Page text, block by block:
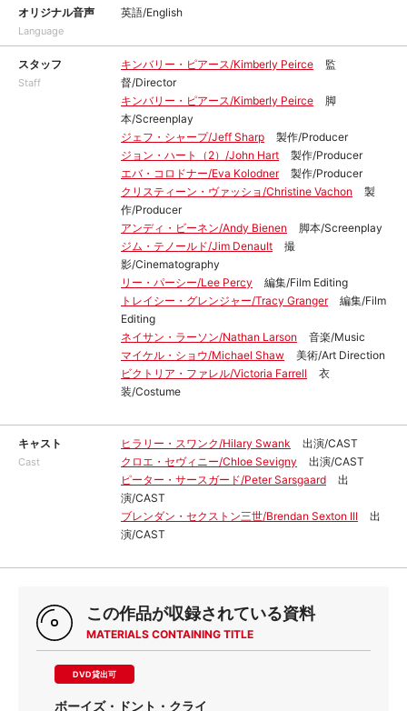
オリジナル音声
Language
英語/English
スタッフ
Staff
キンバリー・ピアース/Kimberly Peirce
監
督/Director
キンバリー・ピアース/Kimberly Peirce
脚
本/Screenplay
ジェフ・シャープ/Jeff Sharp
製作/Producer
ジョン・ハート（2）/John Hart
製作/Producer
エバ・コロドナー/Eva Kolodner
製作/Producer
クリスティーン・ヴァッショ/Christine Vachon
製
作/Producer
アンディ・ビーネン/Andy Bienen
脚本/Screenplay
ジム・テノールド/Jim Denault
撮
影/Cinematography
リー・パーシー/Lee Percy
編集/Film Editing
トレイシー・グレンジャー/Tracy Granger
編集/Film
Editing
ネイサン・ラーソン/Nathan Larson
音楽/Music
マイケル・ショウ/Michael Shaw
美術/Art Direction
ビクトリア・ファレル/Victoria Farrell
衣
装/Costume
キャスト
Cast
ヒラリー・スワンク/Hilary Swank
出演/CAST
クロエ・セヴィニー/Chloe Sevigny
出演/CAST
ピーター・サースガード/Peter Sarsgaard
出
演/CAST
ブレンダン・セクストン三世/Brendan Sexton III
出
演/CAST
この作品が収録されている資料
MATERIALS CONTAINING TITLE
DVD貸出可
ボーイズ・ドント・クライ